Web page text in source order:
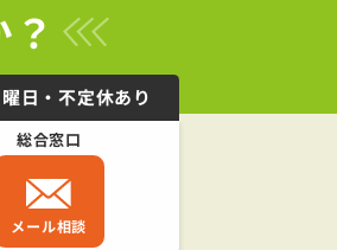
日・不定休あり
総合窓口
メール相談